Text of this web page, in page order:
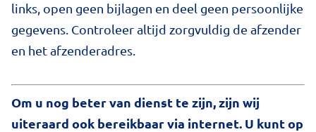
links, open geen bijlagen en deel geen persoonlijke
gegevens. Controleer altijd zorgvuldig de afzender
en het afzenderadres.
Om u nog beter van dienst te zijn, zijn wij
uiteraard ook bereikbaar via internet. U kunt op